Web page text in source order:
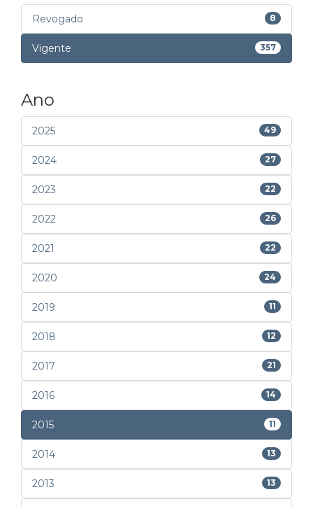
Revogado 8
Vigente 357
Ano
2025 49
2024 27
2023 22
2022 26
2021 22
2020 24
2019 11
2018 12
2017 21
2016 14
2015 11
2014 13
2013 13